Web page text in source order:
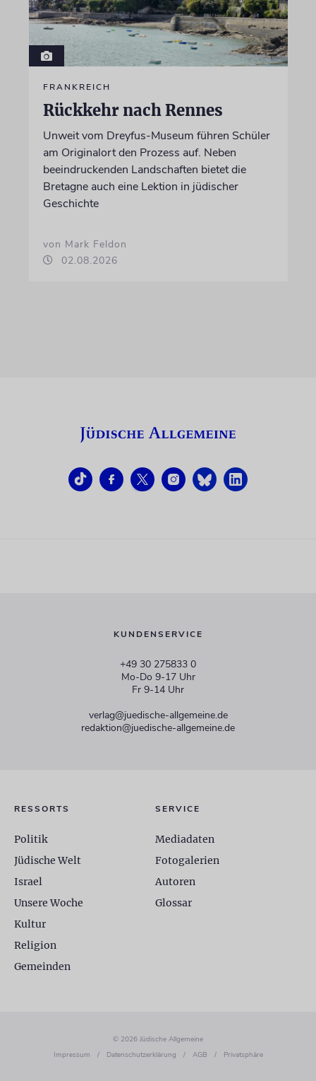
FRANKREICH
Rückkehr nach Rennes
Unweit vom Dreyfus-Museum führen Schüler
am Originalort den Prozess auf. Neben
beeindruckenden Landschaften bietet die
Bretagne auch eine Lektion in jüdischer
Geschichte
von Mark Feldon
02.08.2026
KUNDENSERVICE
+49 30 275833 0
Mo-Do 9-17 Uhr
Fr 9-14 Uhr
verlag@juedische-allgemeine.de
redaktion@juedische-allgemeine.de
RESSORTS
Politik
Jüdische Welt
Israel
Unsere Woche
Kultur
Religion
Gemeinden
SERVICE
Mediadaten
Fotogalerien
Autoren
Glossar
© 2026 Jüdische Allgemeine
Impressum
/ Datenschutzerklärung / AGB / Privatsphäre